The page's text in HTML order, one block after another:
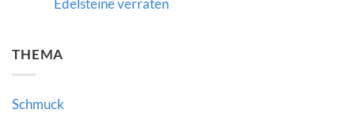
Al
Diamantkauf
bedeutet
Stärke:
nach
Diamanten
bedeutet
Edelsteine verraten
Kaschmir-
Was
Auktionsergebnisse
THEMA
Schmuck